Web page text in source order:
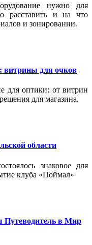
нужно для
расставить и на что
и зонировании.
витрины для очков
для оптики: от витрин
для магазина.
области
знаковое для
клуба «Поймал»
в Мир